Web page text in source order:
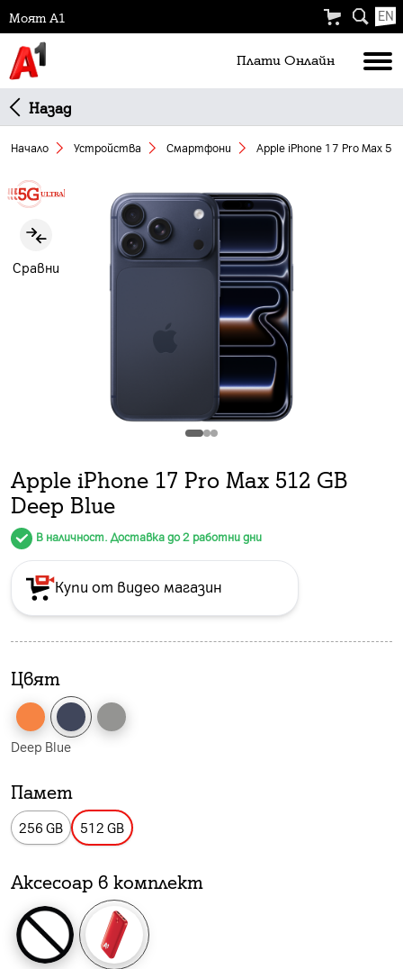
Моят А1 EN
Плати Oнлайн
Назад
Начало Устройства Смартфони Apple iPhone 17 Pro Max
Сравни
Slide 1 of 3
Apple iPhone 17 Pro Max 512 GB
Deep Blue
В наличност. Доставка до 2 работни дни
Купи от видео магазин
Цвят
Deep Blue
Памет
256 GB 512 GB
Аксесоар в комплект